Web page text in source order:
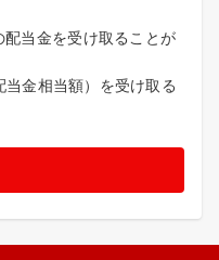
当金を受け取ることが
金相当額）を受け取る